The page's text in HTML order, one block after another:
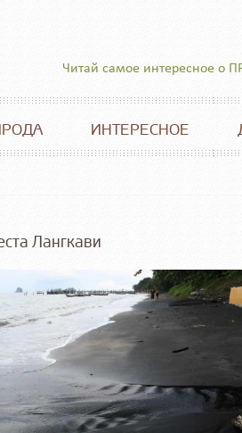
Читай самое интересное о
ИНТЕРЕСНОЕ
Лангкави